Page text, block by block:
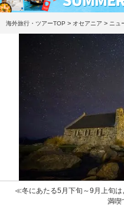
海外旅行・ツアーTOP > オセアニア > ニュ
≪冬にあたる5月下旬～9月上旬
満喫